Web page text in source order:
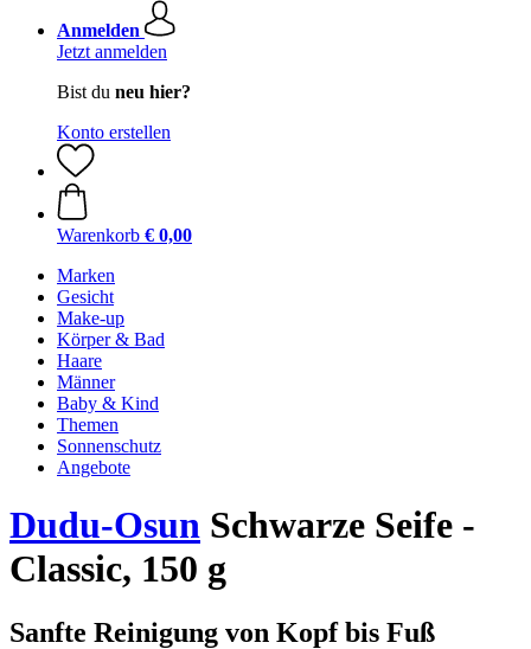
Anmelden
Jetzt anmelden
Bist du neu hier?
Konto erstellen
Warenkorb € 0,00
Marken
Gesicht
Make-up
Körper & Bad
Haare
Männer
Baby & Kind
Themen
Sonnenschutz
Angebote
Dudu-Osun Schwarze Seife -
Classic, 150 g
Sanfte Reinigung von Kopf bis Fuß